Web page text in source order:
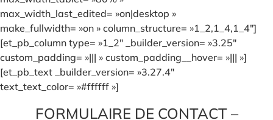
max_width_last_edited= »on|desktop »
make_fullwidth= »on » column_structure= »1_2,1_4,1_4″]
[et_pb_column type= »1_2″ _builder_version= »3.25″
custom_padding= »||| » custom_padding__hover= »||| »]
[et_pb_text _builder_version= »3.27.4″
text_text_color= »#ffffff »]
FORMULAIRE DE CONTACT –